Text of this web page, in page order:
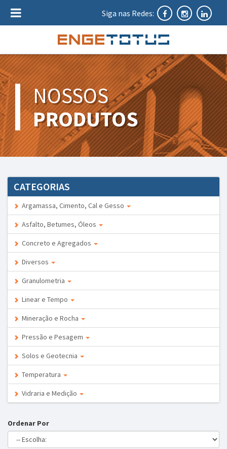
Siga nas Redes:
NOSSOS
PRODUTOS
CATEGORIAS
Argamassa, Cimento, Cal e Gesso
Asfalto, Betumes, Óleos
Concreto e Agregados
Diversos
Granulometria
Linear e Tempo
Mineração e Rocha
Pressão e Pesagem
Solos e Geotecnia
Temperatura
Vidraria e Medição
Ordenar Por